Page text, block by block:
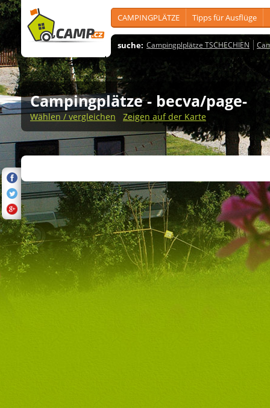
CAMPINGPLÄTZE Tipps für Ausflüge
suche: Campingplplätze TSCHECHIEN
Campingplätze - becva/page-
Wählen / vergleichen Zeigen auf der Karte